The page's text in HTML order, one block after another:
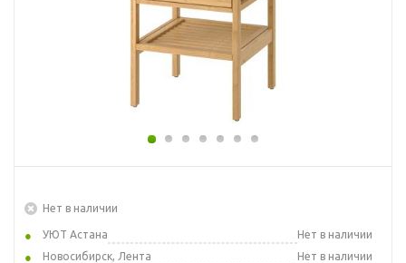
Нет в наличии
УЮТ Астана
Нет в наличии
Новосибирск, Лента
Нет в наличии